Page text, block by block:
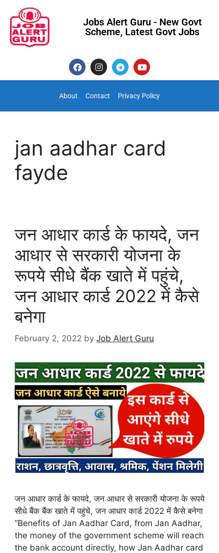
Jobs Alert Guru - New Govt
Scheme, Latest Govt Jobs
About Contact Privacy Policy
jan aadhar card
fayde
जन आधार कार्ड के फायदे, जन
आधार से सरकारी योजना के
रूपये सीधे बैंक खाते में पहुंचे,
जन आधार कार्ड 2022 में कैसे
बनेगा
February 2, 2022 by Job Alert Guru
जन आधार कार्ड के फायदे, जन आधार से सरकारी योजना के रूपये
सीधे बैंक बैंक खाते में पहुंचे, जन आधार कार्ड 2022 में कैसे बनेगा
“Benefits of Jan Aadhar Card, from Jan Aadhar,
the money of the government scheme will reach
the bank account directly, how Jan Aadhar card